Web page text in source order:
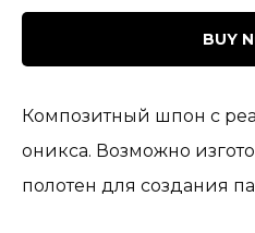
BUY
Композитный шпон с
оникса. Возможно
полотен для создания